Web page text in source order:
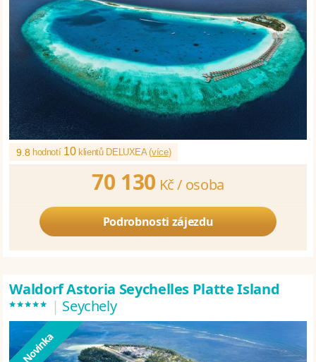
9.8 hodnotí 10klientů DELUXEA (více)
70 130 Kč / osoba
Podrobnosti zájezdu
Waldorf Astoria Seychelles Platte Island
***** | Seychely